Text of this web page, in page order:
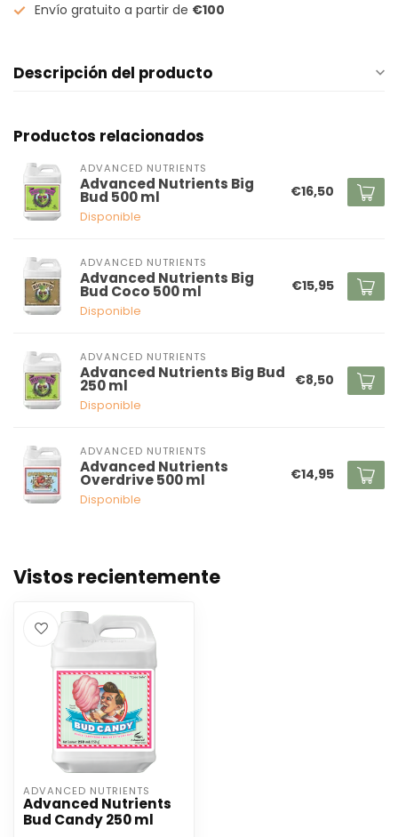
Envío gratuito a partir de €100
Descripción del producto
Productos relacionados
ADVANCED NUTRIENTS
Advanced Nutrients Big
Bud 500 ml
Disponible
€16,50
ADVANCED NUTRIENTS
Advanced Nutrients Big
Bud Coco 500 ml
Disponible
€15,95
ADVANCED NUTRIENTS
Advanced Nutrients Big Bud
250 ml
Disponible
€8,50
ADVANCED NUTRIENTS
Advanced Nutrients
Overdrive 500 ml
Disponible
€14,95
Vistos recientemente
ADVANCED NUTRIENTS
Advanced Nutrients
Bud Candy 250 ml